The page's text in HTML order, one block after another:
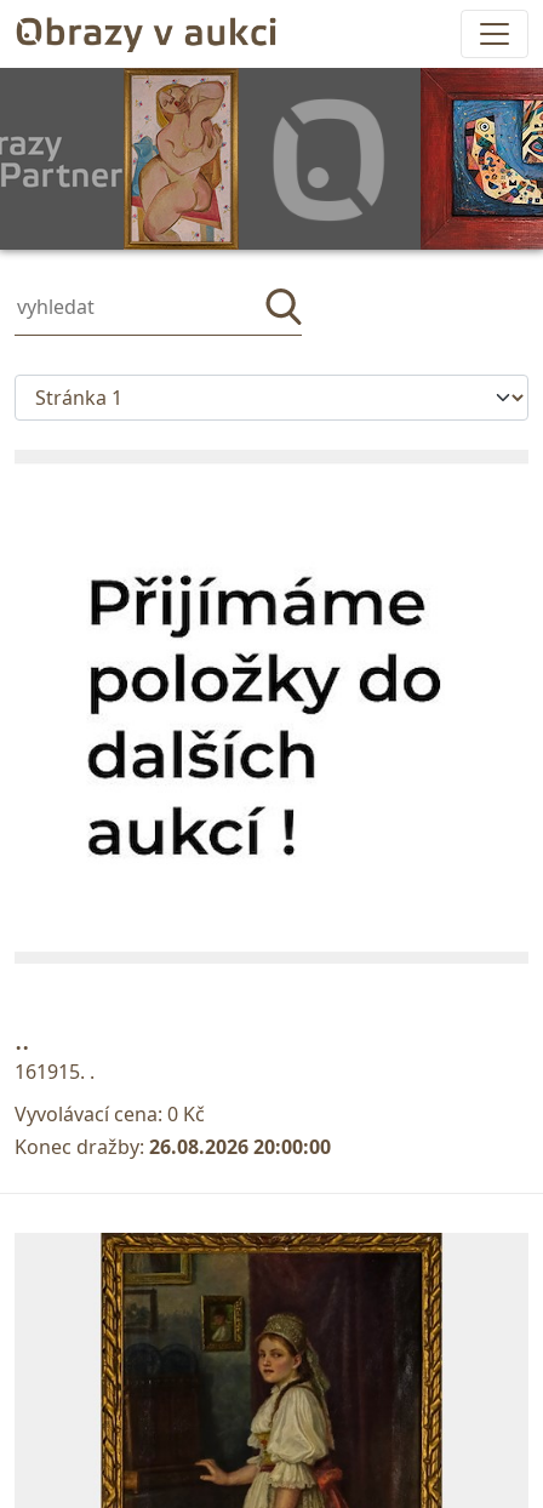
..
161915. .
Vyvolávací cena: 0 Kč
Konec dražby: 26.08.2026 20:00:00